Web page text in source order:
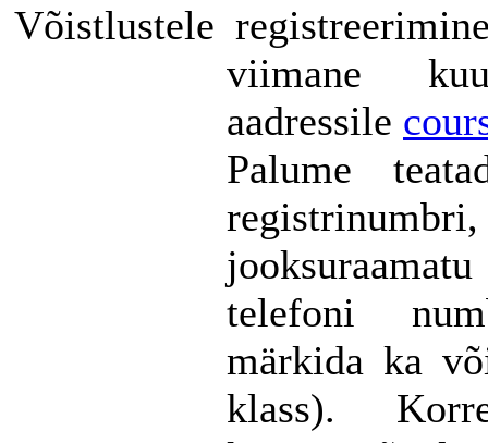
Võistlustele
viimane
aadressile
Palume
registrinumbri,
jooksuraamatu
telefoni
märkida ka
klass).